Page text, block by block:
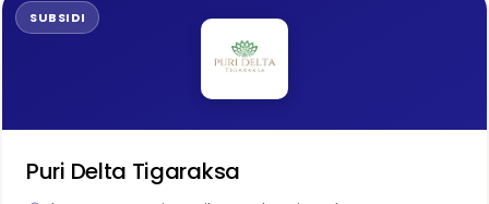
SUBSIDI
Puri Delta Tigaraksa